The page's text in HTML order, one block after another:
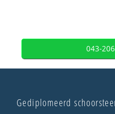
043-
Gediplomeerd